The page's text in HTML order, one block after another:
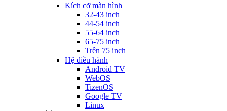
Kích cỡ màn hình
32-43 inch
44-54 inch
55-64 inch
65-75 inch
Trên 75 inch
Hệ điều hành
Android TV
WebOS
TizenOS
Google TV
Linux